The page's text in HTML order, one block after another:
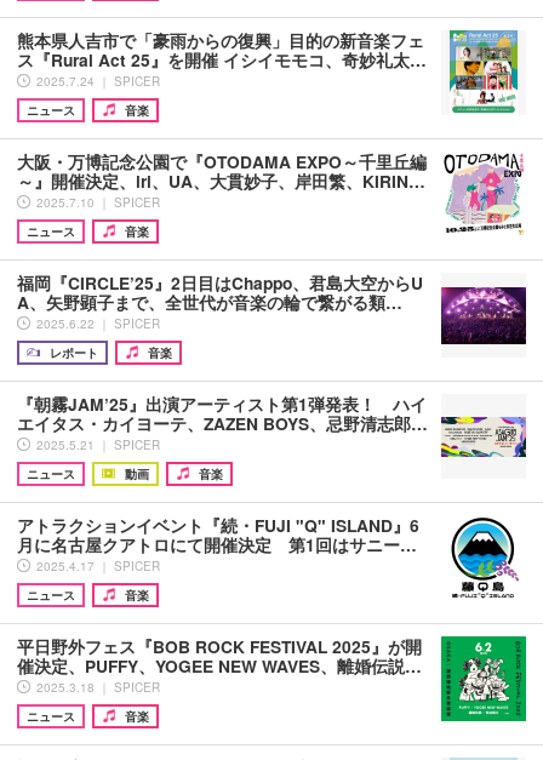
熊本県人吉市で「豪雨からの復興」目的の新音楽フェ
ス『Rural Act 25』を開催 イシイモモコ、奇妙礼太…
2025.7.24 ｜ SPICER
ニュース
音楽
大阪・万博記念公園で『OTODAMA EXPO～千里丘編
～』開催決定、iri、UA、大貫妙子、岸田繁、KIRIN…
2025.7.10 ｜ SPICER
ニュース
音楽
福岡『CIRCLE’25』2日目はChappo、君島大空からU
A、矢野顕子まで、全世代が音楽の輪で繋がる類…
2025.6.22 ｜ SPICER
レポート
音楽
『朝霧JAM’25』出演アーティスト第1弾発表！ ハイ
エイタス・カイヨーテ、ZAZEN BOYS、忌野清志郎…
2025.5.21 ｜ SPICER
ニュース
動画 音楽
アトラクションイベント『続・FUJI "Q" ISLAND』6
月に名古屋クアトロにて開催決定 第1回はサニー…
2025.4.17 ｜ SPICER
ニュース
音楽
平日野外フェス『BOB ROCK FESTIVAL 2025』が開
催決定、PUFFY、YOGEE NEW WAVES、離婚伝説…
2025.3.18 ｜ SPICER
ニュース
音楽